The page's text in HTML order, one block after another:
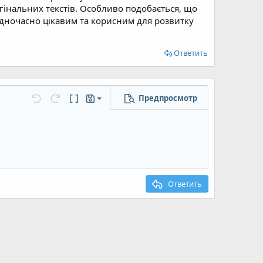
текстів. Особливо подобається, що
цікавим та корисним для розвитку
Ответить
Отменить
Повторить
Переключить режим работы редактора
Черновики
Сохранить черновик
Предпросмотр
Ответить